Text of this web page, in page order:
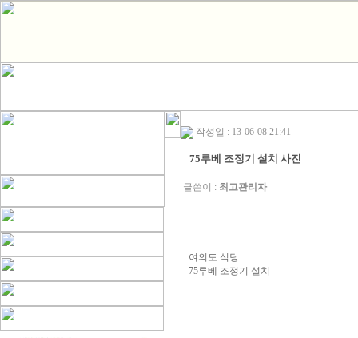
작성일 : 13-06-08 21:41
75루베 조정기 설치 사진
글쓴이 : 최고관리자
여의도 식당
75루베 조정기 설치